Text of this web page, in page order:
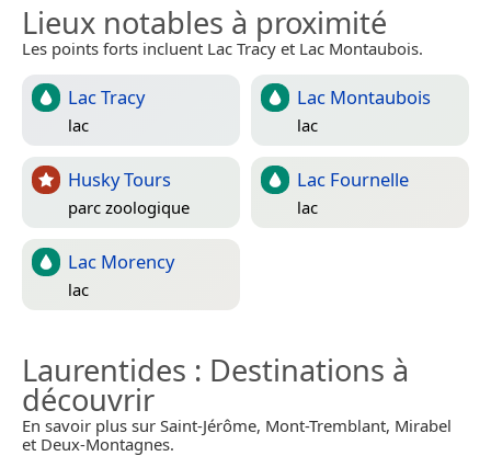
Lieux notables à proximité
Les points forts incluent Lac Tracy et Lac Montaubois.
Lac Tracy
lac
Lac Montaubois
lac
Husky Tours
parc zoologique
Lac Fournelle
lac
Lac Morency
lac
Laurentides : Destinations à
découvrir
En savoir plus sur Saint-Jérôme, Mont-Tremblant, Mirabel
et Deux-Montagnes.